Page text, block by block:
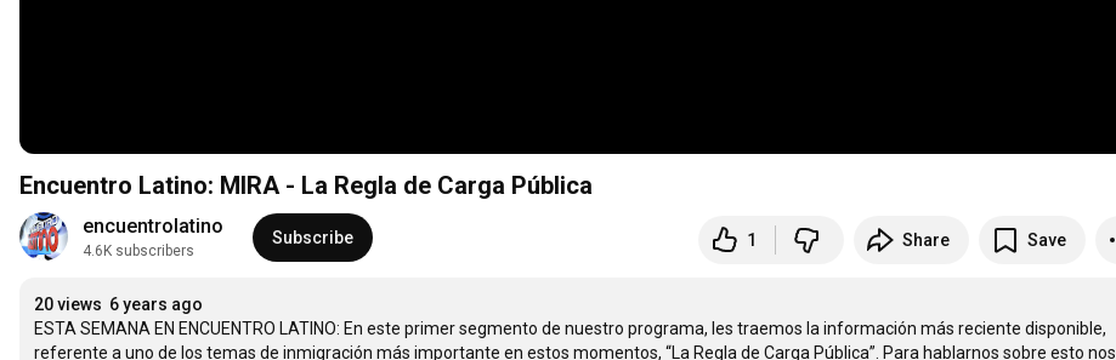
Encuentro Latino: MIRA - La Regla de Carga Pública
encuentrolatino
4.6K subscribers
Subscribe 1 Share Save
20 views 6 years ago
ESTA SEMANA EN ENCUENTRO LATINO: En este primer segmento de nuestro programa, les traemos la información más reciente disponible,
referente a uno de los temas de inmigración más importante en estos momentos, “La Regla de Carga Pública”. Para hablarnos sobre esto nos